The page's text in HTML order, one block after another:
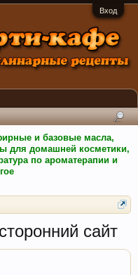
Вход
и базовые масла,
для домашней косметики,
по ароматерапии и
сайт